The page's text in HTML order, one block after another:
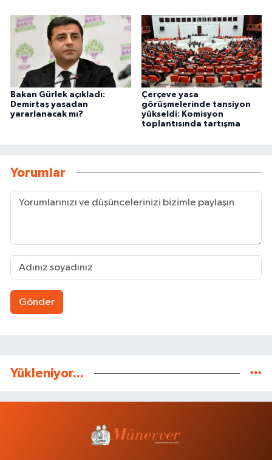
Bakan Gürlek açıkladı:
Demirtaş yasadan
yararlanacak mı?
Çerçeve yasa
görüşmelerinde tansiyon
yükseldi: Komisyon
toplantısında tartışma
Yorumlar
Gönder
Yükleniyor...